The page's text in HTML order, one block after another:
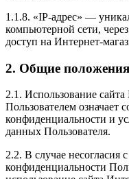
1.1.8. «IP-адрес» —
компьютерной сети,
доступ на Интернет-
2. Общие положения
2.1. Использование
Пользователем означает
конфиденциальности и
данных Пользователя.
2.2. В случае несогласия
конфиденциальности